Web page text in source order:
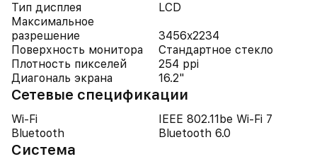
Тип дисплея
LCD
Максимальное
разрешение
3456x2234
Поверхность монитора
Стандартное стекло
Плотность пикселей
254 ppi
Диагональ экрана
16.2"
Cетевые спецификации
Wi-Fi
IEEE 802.11be Wi-Fi 7
Bluetooth
Bluetooth 6.0
Система